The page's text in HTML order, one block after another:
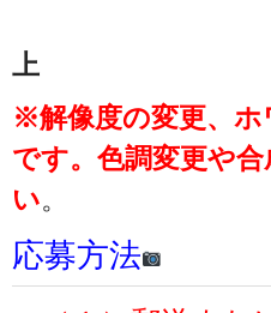
画像サイ
上
※解像度の変更、ホ
です。色調変更や
い。
応募方法